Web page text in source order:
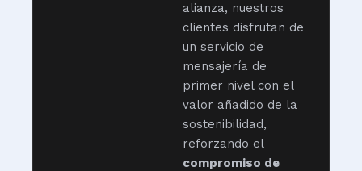
alianza, nuestros
clientes disfrutan de
un servicio de
mensajería de
primer nivel con el
valor añadido de la
sostenibilidad,
reforzando el
compromiso de